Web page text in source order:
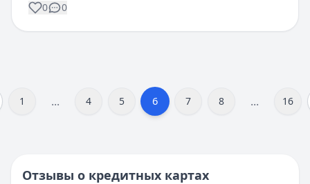
0 0
1 ... 4 5 6 7 8 ... 16
Отзывы о кредитных картах